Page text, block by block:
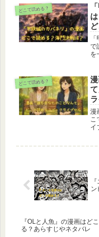
由
あ
全
どこで読める？
で
を
す
て
どこで読める？
漫
こ
イ
閲
ン
『OLと人魚』の漫画はど
る？あらすじやネタバレ